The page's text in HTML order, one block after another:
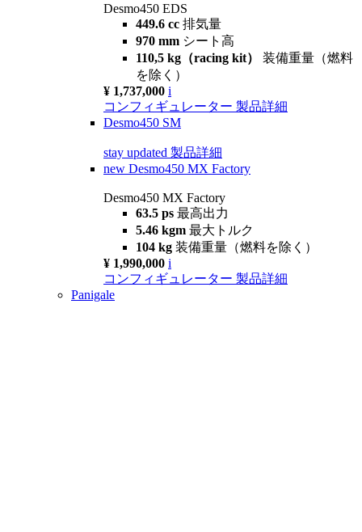
Desmo450 EDS
449.6 cc 排気量
970 mm シート高
110,5 kg（racing kit） 装備重量（燃料
を除く）
¥ 1,737,000 i
コンフィギュレーター 製品詳細
Desmo450 SM
stay updated 製品詳細
new Desmo450 MX Factory
Desmo450 MX Factory
63.5 ps 最高出力
5.46 kgm 最大トルク
104 kg 装備重量（燃料を除く）
¥ 1,990,000 i
コンフィギュレーター 製品詳細
Panigale